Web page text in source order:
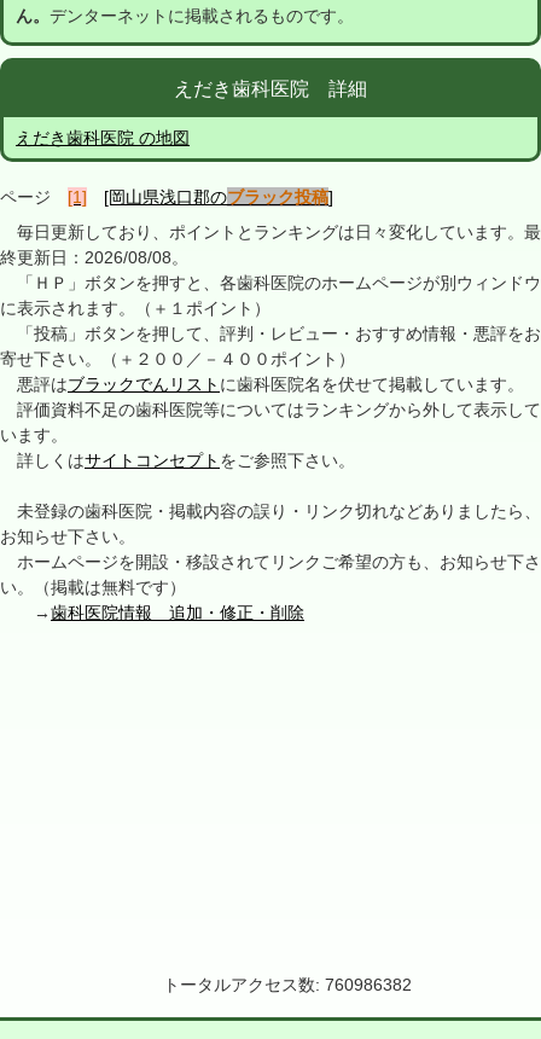
ん。 デンターネットに掲載されるものです。
えだき歯科医院 詳細
えだき歯科医院 の地図
ページ [1] [岡山県浅口郡のブラック投稿]
毎日更新しており、ポイントとランキングは日々変化しています。最
終更新日：2026/08/08。
「ＨＰ」ボタンを押すと、各歯科医院のホームページが別ウィンドウ
に表示されます。（＋１ポイント）
「投稿」ボタンを押して、評判・レビュー・おすすめ情報・悪評をお
寄せ下さい。（＋２００／－４００ポイント）
悪評はブラックでんリスト に歯科医院名を伏せて掲載しています。
評価資料不足の歯科医院等についてはランキングから外して表示して
います。
詳しくはサイトコンセプト をご参照下さい。
未登録の歯科医院・掲載内容の誤り・リンク切れなどありましたら、
お知らせ下さい。
ホームページを開設・移設されてリンクご希望の方も、お知らせ下さ
い。（掲載は無料です）
→歯科医院情報 追加・修正・削除
トータルアクセス数: 760986382